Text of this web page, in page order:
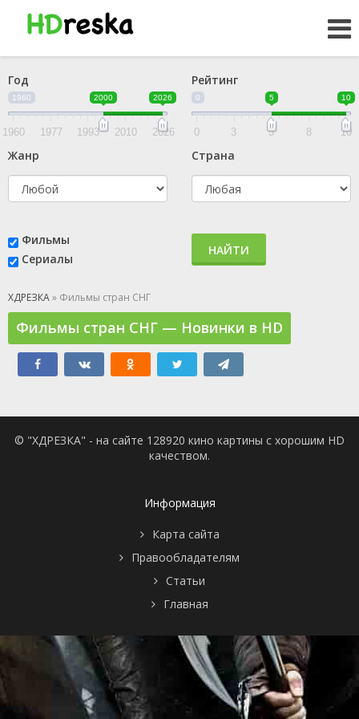
Год
1960 2000 2026
1960 1977 1993 2010 2026
Рейтинг
0 5 10
0 3 5 8 10
Жанр Страна
Фильмы
Сериалы
НАЙТИ
ХДРЕЗКА» Фильмы стран СНГ
Фильмы стран СНГ — Новинки в HD
© "ХДРЕЗКА" - на сайте 128920 кино картины с хорошим HD
качеством.
Информация
Карта сайта
Правообладателям
Статьи
Главная